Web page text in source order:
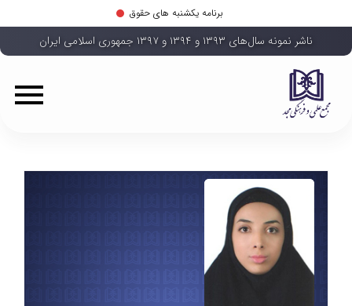
برنامه یکشنبه های حقوق
ناشر نمونه سال‌های ۱۳۹۳ و ۱۳۹۴ و ۱۳۹۷ جمهوری اسلامی ایران